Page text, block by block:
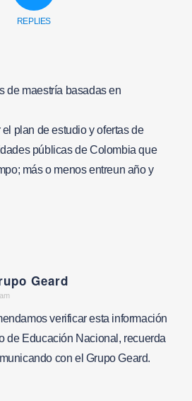
REPLIES
de maestría basadas en
plan de estudio y ofertas de
públicas de Colombia que
más o menos entreun año y
Geard
verificar esta información
de Educación Nacional, recuerda
con el Grupo Geard.